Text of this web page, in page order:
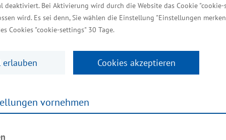
Bei Aktivierung wird durch die Website das Cookie "cookie-
wird. Es sei denn, Sie wählen die Einstellung "Einstellungen
Cookies "cookie-settings" 30 Tage.
erlauben Cookies akzeptieren
vornehmen
berufliche Bildung ist und
Wirtschaft, Infrastruktur, Tourismus und Arbeit,
(HWK OMV) den Grundstein für den
würdigte er das Vorhaben als wichtigen